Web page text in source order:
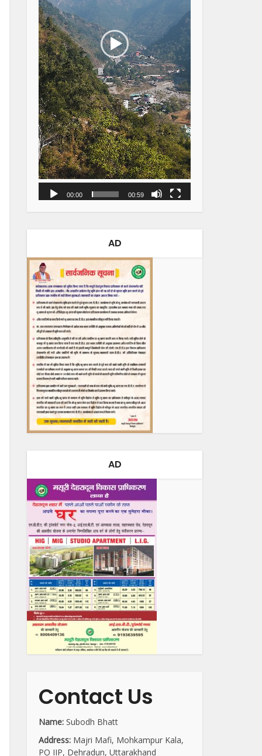
00:00 00:59
AD
AD
Contact Us
Name: Subodh Bhatt
Address: Majri Mafi, Mohkampur Kala,
PO IIP, Dehradun, Uttarakhand